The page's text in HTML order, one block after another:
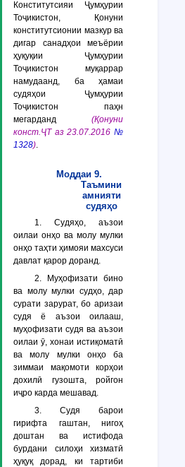
Конститутсияи Ҷумҳурии
Тоҷикистон, Қонуни
конститутсионии мазкур ва
дигар санадҳои меъёрии
ҳуқуқии Ҷумҳурии
Тоҷикистон муқаррар
намудаанд, ба ҳамаи
судяҳои Ҷумҳурии
Тоҷикистон паҳн
мегарданд (Қонуни
конст.ҶТ аз 23.07.2016 №
1328).
Моддаи 9.
Таъмини
амнияти
судяҳо
1. Судяҳо, аъзои
оилаи онҳо ва молу мулки
онҳо таҳти ҳимояи махсуси
давлат қарор доранд.
2. Муҳофизати бино
ва молу мулки судҳо, дар
сурати зарурат, бо аризаи
судя ё аъзои оилааш,
муҳофизати судя ва аъзои
оилаи ӯ, хонаи истиқоматӣ
ва молу мулки онҳо ба
зиммаи мақомоти корҳои
дохилӣ гузошта, ройгон
иҷро карда мешавад.
3. Судя барои
гирифта гаштан, нигоҳ
доштан ва истифода
бурдани силоҳи хизматӣ
ҳуқуқ дорад, ки тартиби